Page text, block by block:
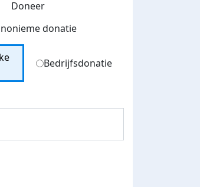
Doneer
donatie
Bedrijfsdonatie